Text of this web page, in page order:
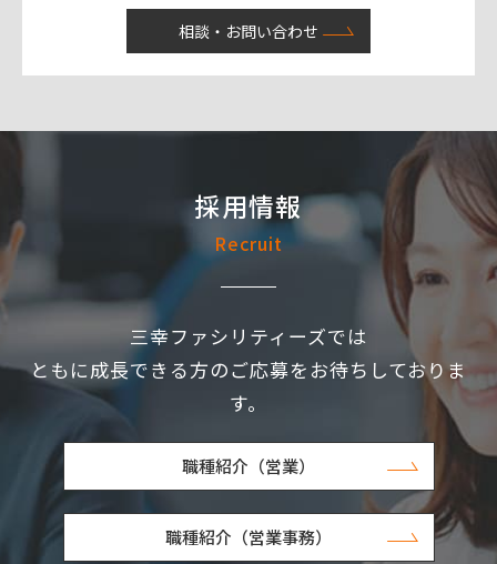
相談・お問い合わせ
採用情報
Recruit
三幸ファシリティーズでは
ともに成長できる方のご応募をお待ちしておりま
す。
職種紹介（営業）
職種紹介（営業事務）